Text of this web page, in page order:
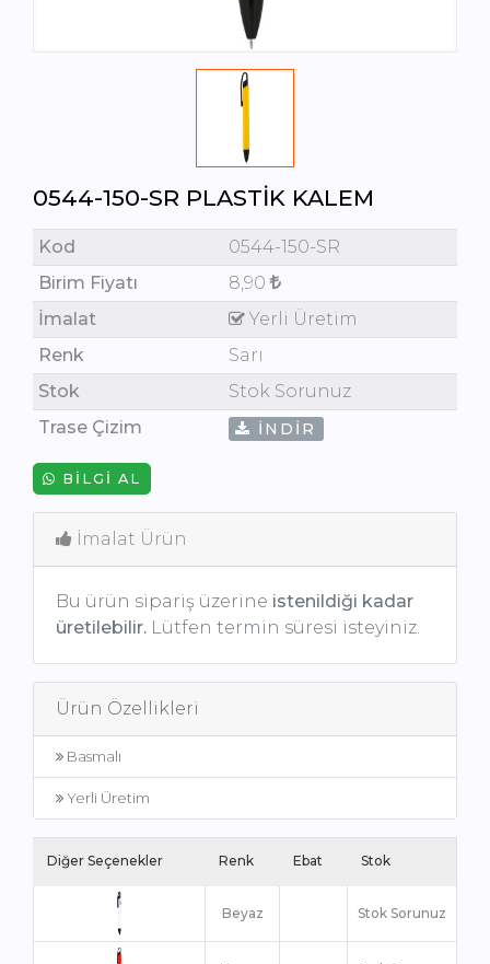
0544-150-SR PLASTIK KALEM
Kod
0544-150-SR
Birim Fiyatı
8,90
İmalat
Yerli Üretim
Renk
Sarı
Stok
Stok Sorunuz
Trase Çizim
İNDIR
BILGI AL
İmalat Ürün
Bu ürün sipariş üzerine istenildiği kadar
üretilebilir. Lütfen termin süresi isteyiniz.
Ürün Özellikleri
Basmalı
Yerli Üretim
Diğer Seçenekler Renk Ebat Stok
Beyaz Stok Sorunuz